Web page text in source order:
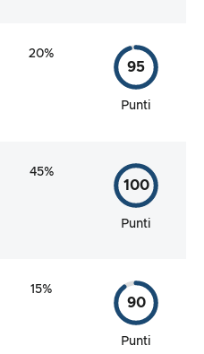
20%
95
Punti
45%
100
Punti
15%
90
Punti